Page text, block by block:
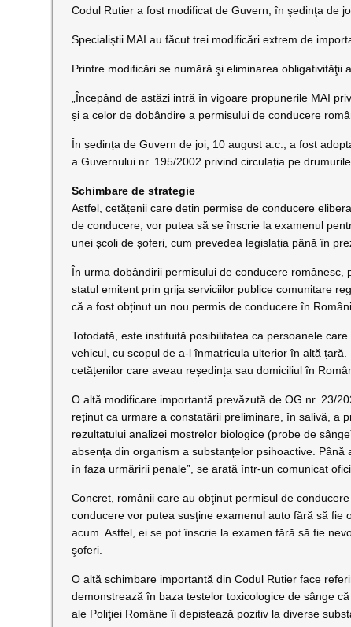
Codul Rutier a fost modificat de Guvern, în şedinţa de
Specialiştii MAI au făcut trei modificări extrem de
Printre modificări se numără şi eliminarea obligativităţii
„Începând de astăzi intră în vigoare propunerile MAI
și a celor de dobândire a permisului de conducere
În ședința de Guvern de joi, 10 august a.c., a fost
a Guvernului nr. 195/2002 privind circulația pe
Schimbare de strategie
Astfel, cetățenii care dețin permise de conducere
de conducere, vor putea să se înscrie la examenul
unei școli de șoferi, cum prevedea legislația până în
În urma dobândirii permisului de conducere
statul emitent prin grija serviciilor publice comunitare
că a fost obținut un nou permis de conducere în
Totodată, este instituită posibilitatea ca persoanele
vehicul, cu scopul de a-l înmatricula ulterior în altă
cetățenilor care aveau reședința sau domiciliul în
O altă modificare importantă prevăzută de OG nr. 23/
reținut ca urmare a constatării preliminare, în salivă, a
rezultatului analizei mostrelor biologice (probe de
absența din organism a substanțelor psihoactive.
în faza urmăririi penale”, se arată într-un comunicat
Concret, românii care au obţinut permisul de
conducere vor putea susţine examenul auto fără să fie
acum. Astfel, ei se pot înscrie la examen fără să fie
şoferi.
O altă schimbare importantă din Codul Rutier face
demonstrează în baza testelor toxicologice de sânge
ale Poliţiei Române îi depistează pozitiv la diverse